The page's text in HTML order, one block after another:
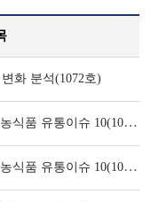
화 분석(1072호)
e신유통 독자가 선정한 2026년 농식품 유통이슈 10(1072호)
e신유통 독자가 선정한 2025년 농식품 유통이슈 10(1024호)